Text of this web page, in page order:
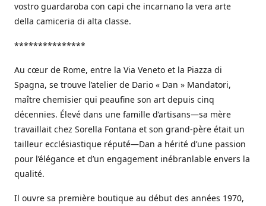
vostro guardaroba con capi che incarnano la vera arte
della camiceria di alta classe.
***************
Au cœur de Rome, entre la Via Veneto et la Piazza di
Spagna, se trouve l’atelier de Dario « Dan » Mandatori,
maître chemisier qui peaufine son art depuis cinq
décennies. Élevé dans une famille d’artisans—sa mère
travaillait chez Sorella Fontana et son grand-père était un
tailleur ecclésiastique réputé—Dan a hérité d’une passion
pour l’élégance et d’un engagement inébranlable envers la
qualité.
Il ouvre sa première boutique au début des années 1970,